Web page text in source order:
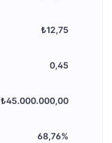
₺12,75
0,45
₺45.000.000,00
68,76%